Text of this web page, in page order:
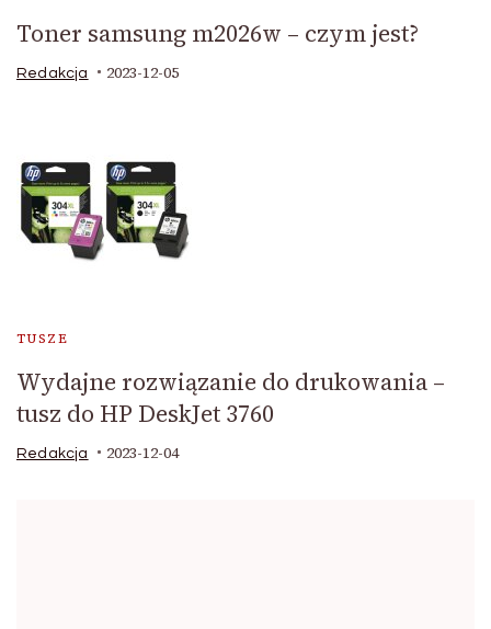
Toner samsung m2026w – czym jest?
Redakcja 2023-12-05
TUSZE
Wydajne rozwiązanie do drukowania –
tusz do HP DeskJet 3760
Redakcja 2023-12-04